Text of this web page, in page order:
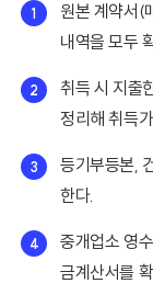
원본 계약서(
내역을 모두
취득 시 지출
정리해 취득
등기부등본,
한다.
중개업소 영
금계산서를